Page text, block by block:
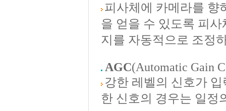
피사체에 카메라를 향
을 얻을 수 있도록 피
지를 자동적으로 조정
AGC(Automatic Gain
강한 레벨의 신호가
한 신호의 경우는 일정